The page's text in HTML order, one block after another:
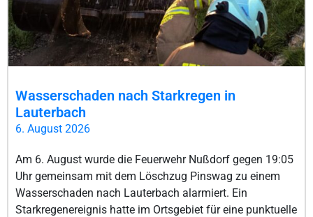
Wasserschaden nach Starkregen in
Lauterbach
6. August 2026
Am 6. August wurde die Feuerwehr Nußdorf gegen 19:05
Uhr gemeinsam mit dem Löschzug Pinswag zu einem
Wasserschaden nach Lauterbach alarmiert. Ein
Starkregenereignis hatte im Ortsgebiet für eine punktuelle